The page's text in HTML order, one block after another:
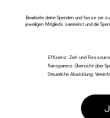
Bearbeite deine Spenden und fasse sie
jeweiligen Mitglieds sammelst und die
Effizienz: Zeit- und
Transparenz: Übersicht über
Steuerliche Abwicklung: